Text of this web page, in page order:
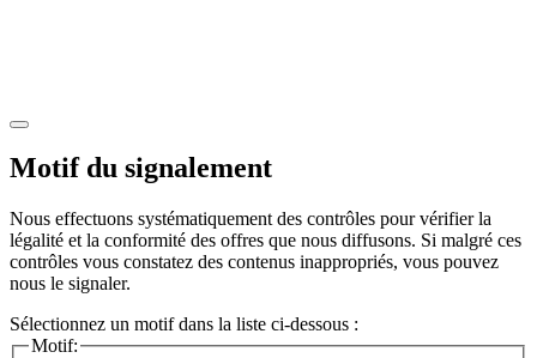
Motif du signalement
Nous effectuons systématiquement des contrôles pour vérifier la
légalité et la conformité des offres que nous diffusons. Si malgré ces
contrôles vous constatez des contenus inappropriés, vous pouvez
nous le signaler.
Sélectionnez un motif dans la liste ci-dessous :
Motif: